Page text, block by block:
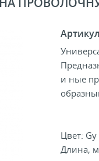
и ные
Цвет: Gy
Длина,